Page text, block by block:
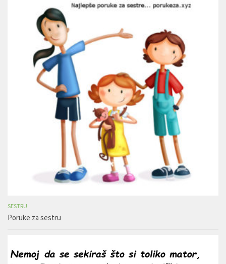
SESTRU
Poruke za sestru